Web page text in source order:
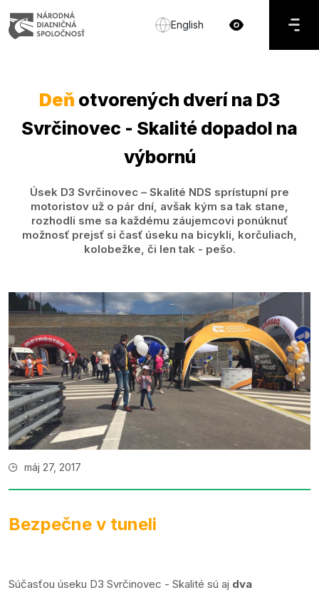
English
Deň otvorených dverí na D3
Svrčinovec - Skalité dopadol na
výbornú
Úsek D3 Svrčinovec – Skalité NDS sprístupní pre
motoristov už o pár dní, avšak kým sa tak stane,
rozhodli sme sa každému záujemcovi ponúknuť
možnosť prejsť si časť úseku na bicykli, korčuliach,
kolobežke, či len tak - pešo.
máj 27, 2017
Bezpečne v tuneli
Súčasťou úseku D3 Svrčinovec - Skalité sú aj dva